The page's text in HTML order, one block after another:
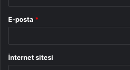
E-posta *
İnternet sitesi